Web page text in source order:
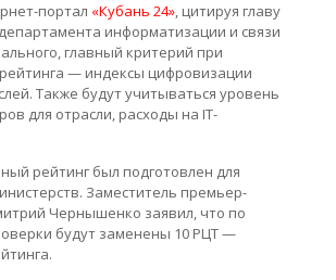
портал «Кубань 24», цитируя главу
информатизации и связи
главный критерий при
— индексы цифровизации
Также будут учитываться уровень
для отрасли, расходы на IT-
рейтинг был подготовлен для
Заместитель премьер-
Чернышенко заявил, что по
будут заменены 10 РЦТ —